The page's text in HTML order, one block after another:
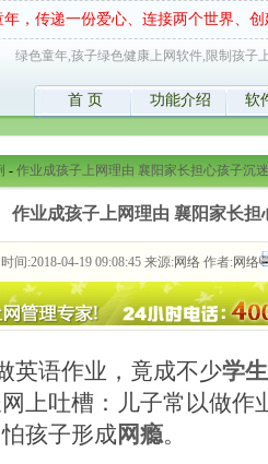
年，传递一份爱心、连接两个世界、
绿色童年,孩子绿色健康上网软件,限制孩子
首 页 功能介绍 软
- 作业成孩子上网理由 襄阳家长担心孩子沉
作业成孩子上网理由 襄阳家长担
时间:2018-04-19 09:08:45 来源:网络作者:网络
语作业，竟成不少学
上吐槽：儿子常以做作
孩子形成 网瘾。